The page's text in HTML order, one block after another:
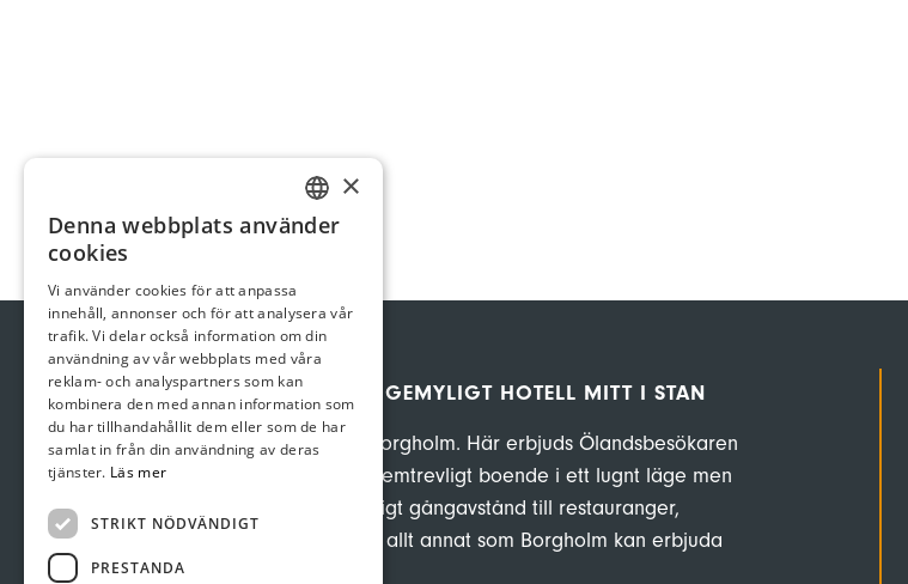
VILLA INGRID – GEMYLIGT HOTELL MITT I STAN
Hotell i centrala Borgholm. Här erbjuds Ölandsbesökaren
ett charmigt och hemtrevligt boende i ett lugnt läge men
ändå med behagligt gångavstånd till restauranger,
hamnen, bad, och allt annat som Borgholm kan erbjuda
SWEDISH
ENGLISH
×
Denna webbplats använder
cookies
Vi använder cookies för att anpassa
innehåll, annonser och för att analysera vår
trafik. Vi delar också information om din
användning av vår webbplats med våra
reklam- och analyspartners som kan
kombinera den med annan information som
du har tillhandahållit dem eller som de har
samlat in från din användning av deras
tjänster. Läs mer
STRIKT NÖDVÄNDIGT
PRESTANDA